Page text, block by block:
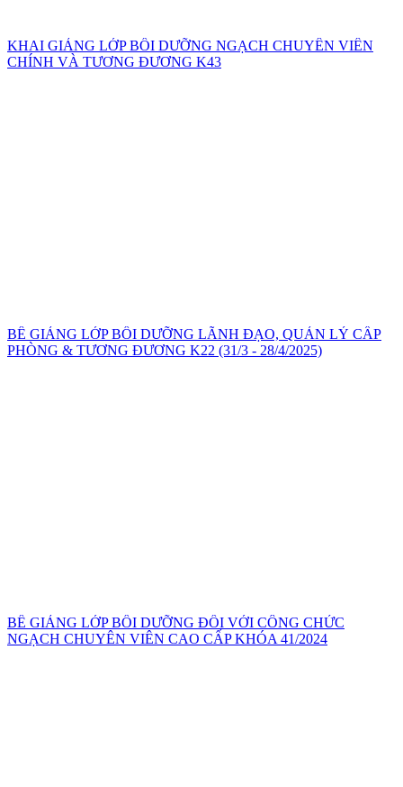
KHAI GIẢNG LỚP BỒI DƯỠNG NGẠCH CHUYÊN VIÊN
CHÍNH VÀ TƯƠNG ĐƯƠNG K43
BẾ GIẢNG LỚP BỒI DƯỠNG LÃNH ĐẠO, QUẢN LÝ CẤP
PHÒNG & TƯƠNG ĐƯƠNG K22 (31/3 - 28/4/2025)
BẾ GIẢNG LỚP BỒI DƯỠNG ĐỐI VỚI CÔNG CHỨC
NGẠCH CHUYÊN VIÊN CAO CẤP KHÓA 41/2024